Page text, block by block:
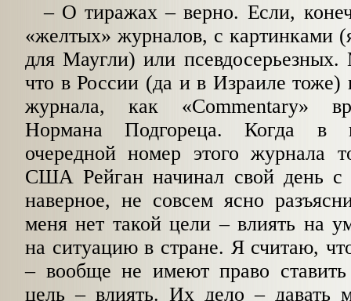
–О тиражах – верно. Если,
«желтых» журналов, с картинками
для Маугли) или псевдосерьезных.
что в России (да и в Израиле тоже)
журнала, как «Commentary»
Нормана Подгореца. Когда в
очередной номер этого журнала
США Рейган начинал свой день с
наверное, не совсем ясно
меня нет такой цели – влиять на
на ситуацию в стране. Я считаю,
– вообще не имеют право
цель – влиять. Их дело – давать